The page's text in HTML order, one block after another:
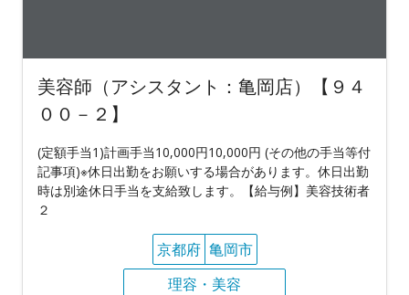
美容師（アシスタント：亀岡店）【９４
００－２】
(定額手当1)計画手当10,000円10,000円 (その他の手当等付
記事項)※休日出勤をお願いする場合があります。休日出勤
時は別途休日手当を支給致します。【給与例】美容技術者
２
京都府 亀岡市
理容・美容